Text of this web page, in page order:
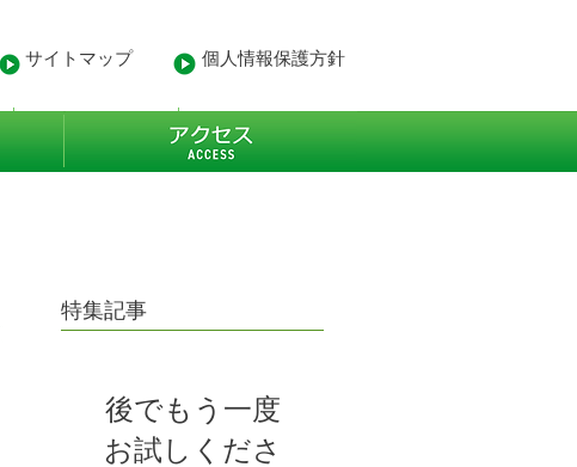
サイトマップ 個人情報保護方針
- 業務経歴 More
特集記事
後でもう一度
お試しくださ